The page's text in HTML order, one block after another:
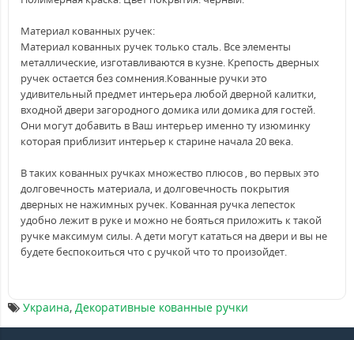
Материал кованных ручек:
Материал кованных ручек только сталь. Все элементы
металлические, изготавливаются в кузне. Крепость дверных
ручек остается без сомнения.Кованные ручки это
удивительный предмет интерьера любой дверной калитки,
входной двери загородного домика или домика для гостей.
Они могут добавить в Ваш интерьер именно ту изюминку
которая приблизит интерьер к старине начала 20 века.
В таких кованных ручках множеcтво плюсов , во первых это
долговечность материала, и долговечность покрытия
дверных не нажимных ручек. Кованная ручка лепесток
удобно лежит в руке и можно не бояться приложить к такой
ручке максимум силы. А дети могут кататься на двери и вы не
будете беспокоиться что с ручкой что то произойдет.
Украина, Декоративные кованные ручки